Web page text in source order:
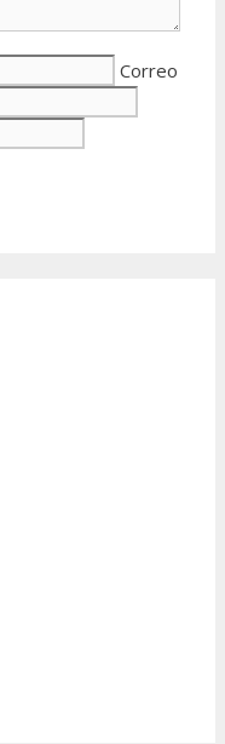
Correo